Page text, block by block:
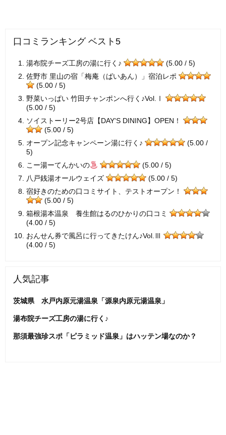
口コミランキング ベスト5
湯布院チーズ工房の湯に行く♪
(5.00 / 5)
佐野市 里山の宿「梅庵（ばいあん）」宿泊レポ
(5.00 / 5)
野菜いっぱい 竹田チャンポンへ行く♪Vol.Ⅰ
(5.00 / 5)
ソイストーリー2号店【DAY'S DINING】OPEN！
(5.00 / 5)
オープン記念キャンペーン湯に行く♪
(5.00 /
5)
こー湯ーてんかいの
(5.00 / 5)
八戸銭湯オールウェイズ
(5.00 / 5)
宿好きのための口コミサイト、テストオープン！
(5.00 / 5)
箱根湯本温泉 養生館はるのひかりの口コミ
(4.00 / 5)
おんせん券で風呂に行ってきたけん♪Vol.Ⅲ
(4.00 / 5)
人気記事
茨城県 水戸内原元湯温泉「源泉内原元湯温泉」
湯布院チーズ工房の湯に行く♪
那須最強珍スポ「ピラミッド温泉」はハッテン場なのか？